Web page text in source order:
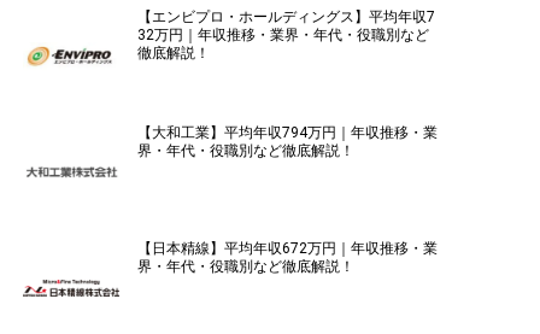
【エンビプロ・ホールディングス】平均年収7
32万円｜年収推移・業界・年代・役職別など
徹底解説！
【大和工業】平均年収794万円｜年収推移・業
界・年代・役職別など徹底解説！
【日本精線】平均年収672万円｜年収推移・業
界・年代・役職別など徹底解説！